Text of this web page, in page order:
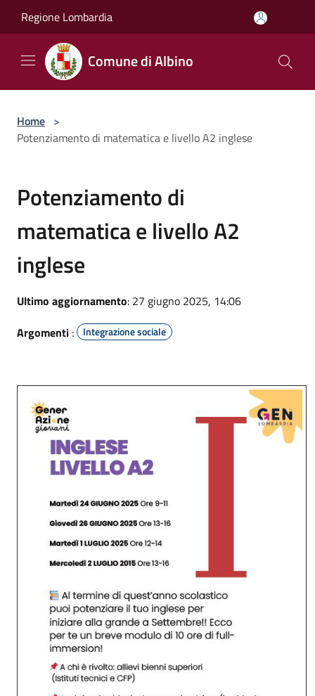
Regione Lombardia
Comune di Albino
Home >
Potenziamento di matematica e livello A2 inglese
Potenziamento di
matematica e livello A2
inglese
Ultimo aggiornamento: 27 giugno 2025, 14:06
Argomenti : Integrazione sociale